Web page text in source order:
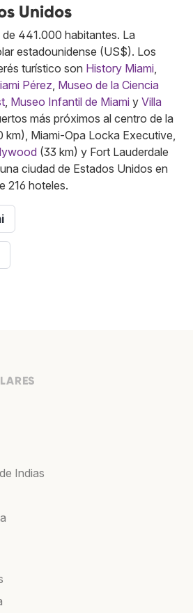
Unidos
441.000 habitantes. La
estadounidense (US$). Los
turístico son History Miami
Pérez Museo de la Ciencia
Museo Infantil de Miami y Villa
más próximos al centro de la
km), Miami-Opa Locka Executive,
(33 km) y Fort Lauderdale
ciudad de Estados Unidos en
216 hoteles.
Indias